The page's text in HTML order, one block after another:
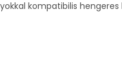
kompatibilis hengeres